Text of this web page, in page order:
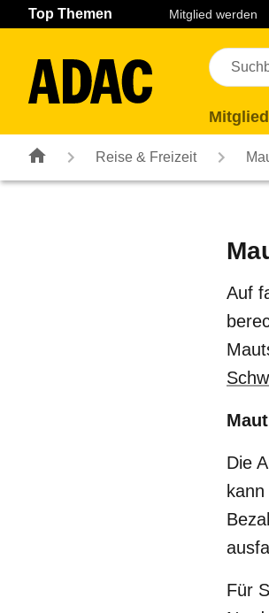
Navigation Seiteninhalt Fußzeile
Top Themen Mitglied werden
Reise & Freizeit
Auf
Die
Für